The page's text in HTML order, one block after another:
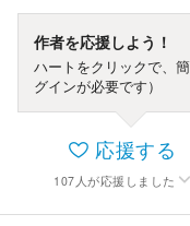
作者を応援しよう！
ハートをクリックで、
グインが必要です）
応援する
107 人が応援しました